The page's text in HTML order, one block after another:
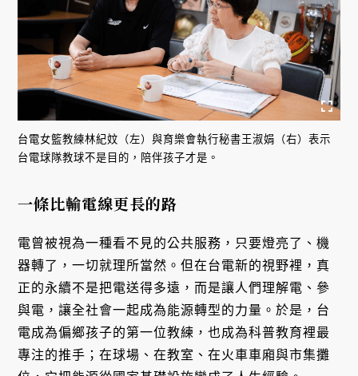
台電女籃教練林紀妏（左）與育樂會執行秘書王淑娟（右）表示
台電球隊教球不是目的，陪伴孩子才是。
一條比輸電線更長的路
電曾被視為一種看不見的公共服務，只要燈亮了、機
器轉了，一切就理所當然。但在台電新的視野裡，真
正的永續不是把電送得多遠，而是讓人們理解電、參
與電，讓全社會一起成為能源轉型的力量。於是，台
電成為偏鄉孩子的第一位教練，也成為科普教育裡最
專注的推手；在球場、在教室、在火車車廂與市集攤